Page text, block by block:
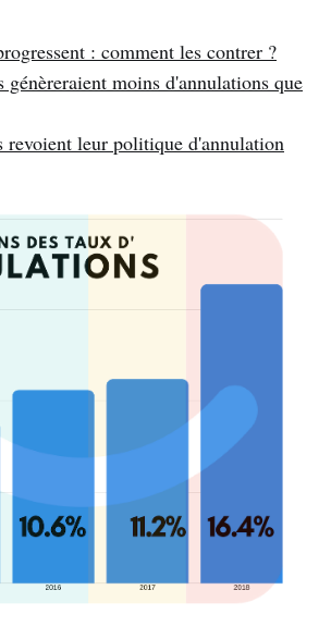
: comment les contrer ?
génèreraient moins d'annulations que
revoient leur politique d'annulation